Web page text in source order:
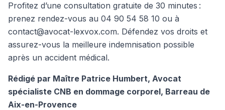
Profitez d’une consultation gratuite de 30 minutes :
prenez rendez-vous au 04 90 54 58 10 ou à
contact@avocat-lexvox.com. Défendez vos droits et
assurez-vous la meilleure indemnisation possible
après un accident médical.
Rédigé par Maître Patrice Humbert, Avocat
spécialiste CNB en dommage corporel, Barreau de
Aix-en-Provence